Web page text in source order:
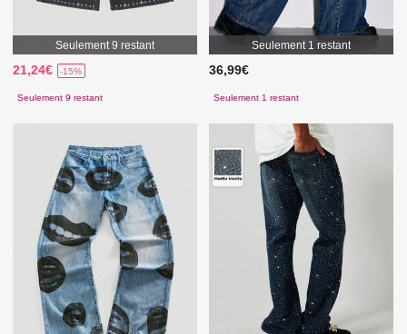
Seulement 9 restant
21,24€ -15%
Seulement 9 restant
Seulement 1 restant
36,99€
Seulement 1 restant